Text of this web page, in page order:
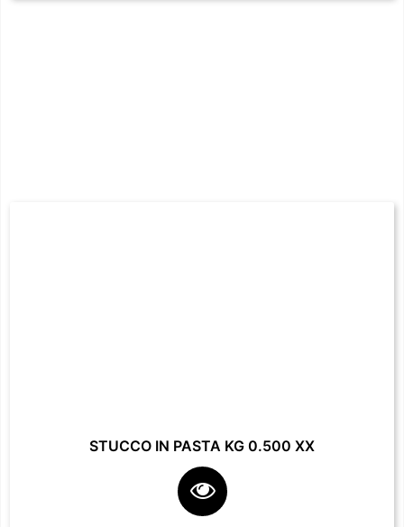
STUCCO IN PASTA KG 0.500 XX